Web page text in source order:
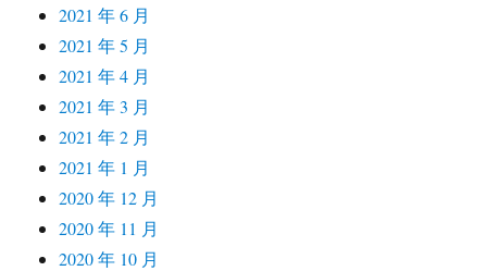
2021 年 6 月
2021 年 5 月
2021 年 4 月
2021 年 3 月
2021 年 2 月
2021 年 1 月
2020 年 12 月
2020 年 11 月
2020 年 10 月